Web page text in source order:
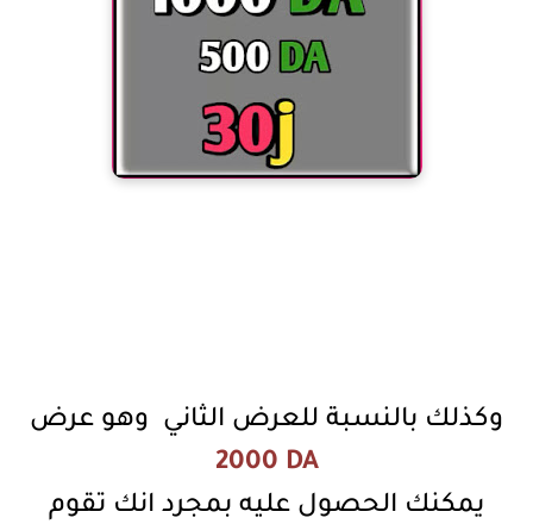
وكذلك بالنسبة للعرض الثاني وهو عرض
2000 DA
يمكنك الحصول عليه بمجرد انك تقوم